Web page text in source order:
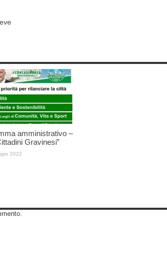
amministrativo –
Gravinesi”
2022